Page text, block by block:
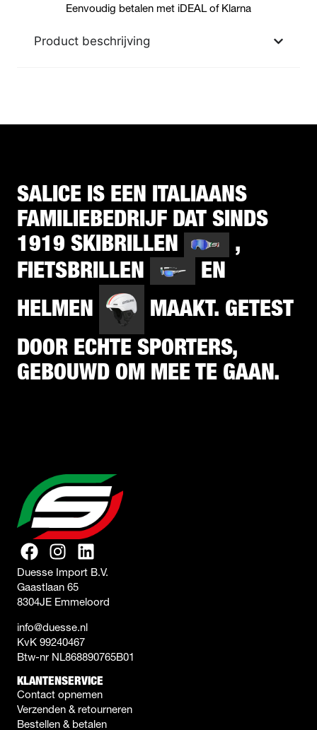
Eenvoudig betalen met iDEAL of Klarna
Product beschrijving
SALICE IS EEN ITALIAANS
FAMILIEBEDRIJF DAT SINDS
1919 SKIBRILLEN
,
FIETSBRILLEN
EN
HELMEN
MAAKT. GETEST
DOOR ECHTE SPORTERS,
GEBOUWD OM MEE TE GAAN.
Duesse Import B.V.
Gaastlaan 65
8304JE Emmeloord
info@duesse.nl
KvK 99240467
Btw-nr NL868890765B01
KLANTENSERVICE
Contact opnemen
Verzenden & retourneren
Bestellen & betalen